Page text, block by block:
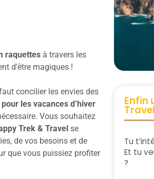
raquettes à travers les
d’être magiques !
concilier les envies des
les vacances d’hiver
Vous souhaitez
Trek & Travel se
de vos besoins et de
que vous puissiez profiter
Enfin
Tu
Et tu
?